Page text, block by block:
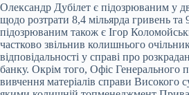
Олександр Дубілет є підозрюваним у
щодо розтрати 8,4 мільярда гривень та
підозрюваним також є Ігор
частково звільнив колишнього
відповідальності у справі про
банку. Окрім того, Офіс Генерального
вивчення матеріалів справи Високого